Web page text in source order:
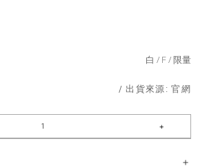
白 F 限量
/ 出貨來源:官網